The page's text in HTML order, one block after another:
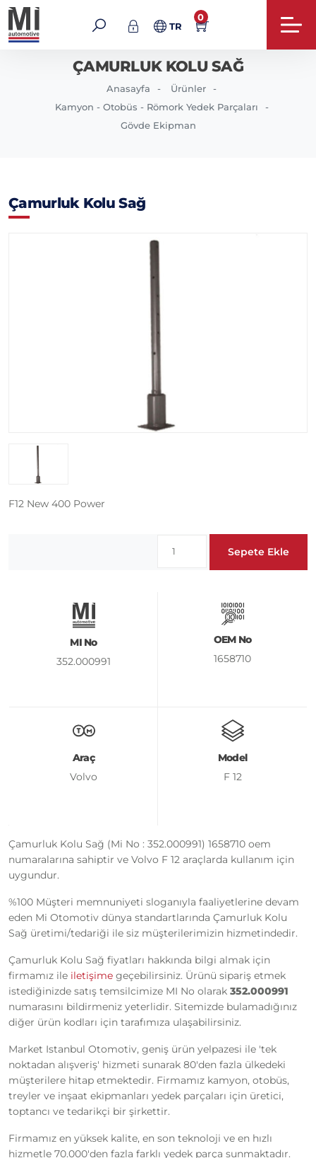
TR
0
ÇAMURLUK KOLU SAĞ
Anasayfa
Ürünler
Kamyon - Otobüs - Römork Yedek Parçaları
Gövde Ekipman
Çamurluk Kolu Sağ
F12 New 400 Power
Sepete Ekle
MI No
352.000991
OEM No
1658710
Araç
Volvo
Model
F 12
Çamurluk Kolu Sağ (Mi No : 352.000991) 1658710 oem
numaralarına sahiptir ve Volvo F 12 araçlarda kullanım için
uygundur.
%100 Müşteri memnuniyeti sloganıyla faaliyetlerine devam
eden Mi Otomotiv dünya standartlarında Çamurluk Kolu
Sağ üretimi/tedariği ile siz müşterilerimizin hizmetindedir.
Çamurluk Kolu Sağ fiyatları hakkında bilgi almak için
firmamız ile iletişime geçebilirsiniz. Ürünü sipariş etmek
istediğinizde satış temsilcimize MI No olarak 352.000991
numarasını bildirmeniz yeterlidir. Sitemizde bulamadığınız
diğer ürün kodları için tarafımıza ulaşabilirsiniz.
Market Istanbul Otomotiv, geniş ürün yelpazesi ile 'tek
noktadan alışveriş' hizmeti sunarak 80'den fazla ülkedeki
müşterilere hitap etmektedir. Firmamız kamyon, otobüs,
treyler ve inşaat ekipmanları yedek parçaları için üretici,
toptancı ve tedarikçi bir şirkettir.
Firmamız en yüksek kalite, en son teknoloji ve en hızlı
hizmetle 70.000'den fazla farklı yedek parça sunmaktadır.